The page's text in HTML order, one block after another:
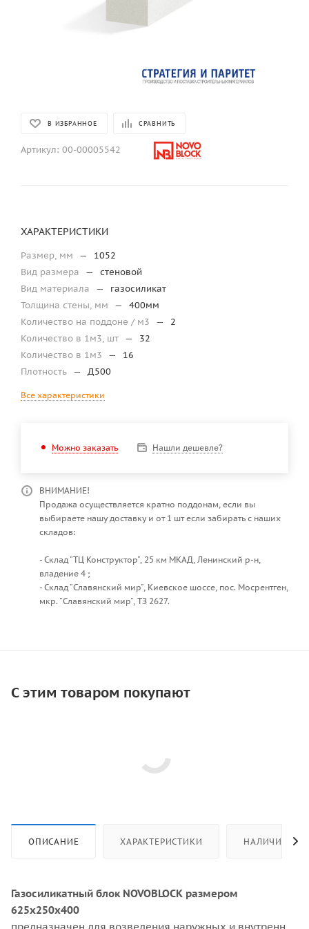
В ИЗБРАННОЕ СРАВНИТЬ
Артикул: 00-00005542
ХАРАКТЕРИСТИКИ
Размер, мм —
1052
Вид размера
—
стеновой
Вид материала
—
газосиликат
Толщина стены, мм
—
400мм
Количество на поддоне / м3
—
2
Количество в 1м3, шт —
32
Количество в 1м3
—
16
Плотность — Д500
Все характеристики
Можно заказать Нашли дешевле?
ВНИМАНИЕ!
Продажа осуществляется кратно поддонам, если вы
выбираете нашу доставку и от 1 шт если забирать с наших
складов:
- Склад "ТЦ Конструктор", 25 км МКАД, Ленинский р-н,
владение 4 ;
- Склад "Славянский мир", Киевское шоссе, пос. Мосрентген,
мкр. "Славянский мир", ТЗ 2627.
С этим товаром покупают
ОПИСАНИЕ ХАРАКТЕРИСТИКИ НАЛИЧИЕ
Газосиликатный блок NOVOBLOCK размером
625х250х400